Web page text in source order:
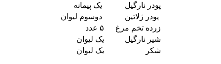
پودر نارگیل
یک پیمانه
پودر ژلاتین
دوسوم لیوان
زرده تخم مرغ
۵ عدد
شیر نارگیل
یک لیوان
شکر
یک لیوان